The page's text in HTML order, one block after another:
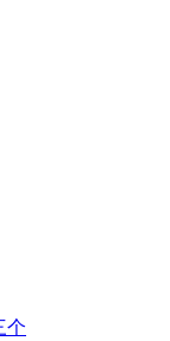
个